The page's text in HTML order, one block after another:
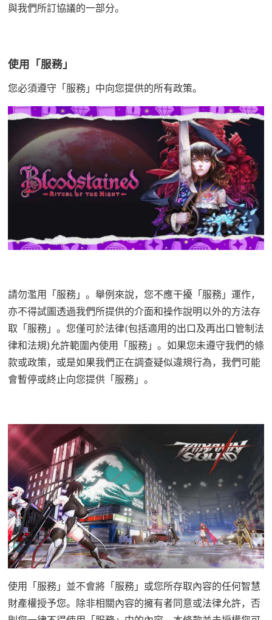
與我們所訂協議的一部分。
使用「服務」
您必須遵守「服務」中向您提供的所有政策。
請勿濫用「服務」。舉例來說，您不應干擾「服務」運作，
亦不得試圖透過我們所提供的介面和操作說明以外的方法存
取「服務」。您僅可於法律(包括適用的出口及再出口管制法
律和法規)允許範圍內使用「服務」。如果您未遵守我們的條
款或政策，或是如果我們正在調查疑似違規行為，我們可能
會暫停或終止向您提供「服務」。
使用「服務」並不會將「服務」或您所存取內容的任何智慧
財產權授予您。除非相關內容的擁有者同意或法律允許，否